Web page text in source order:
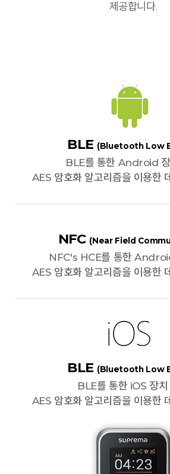
제공합니다.
BLE (Bluetooth Low
BLE를 통한 Android 장
AES 암호화 알고리즘을 이용한
NFC (Near Field
NFC's HCE를 통한
AES 암호화 알고리즘을 이용한
BLE (Bluetooth Low
BLE를 통한 iOS 장치
AES 암호화 알고리즘을 이용한